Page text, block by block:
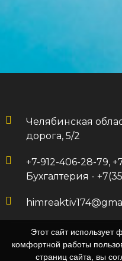
Челябинская
дорога, 5/2
+7-912-406-28-79,
Бухгалтерия -
Этот сайт
комфортной работы
страниц сайта, вы